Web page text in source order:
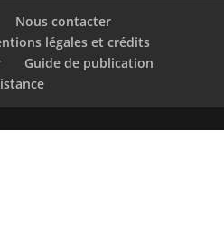
Nous contacter
légales et crédits
Guide de publication